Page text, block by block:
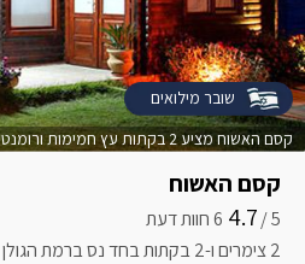
קסם האשוח
5 /
4.7
2 צימרים ו-2 בקתות בחד נס ברמת הגולן
קסם האשוח מציע 2 בקתות עץ חמימות ורומנטיות
שובר מילואים